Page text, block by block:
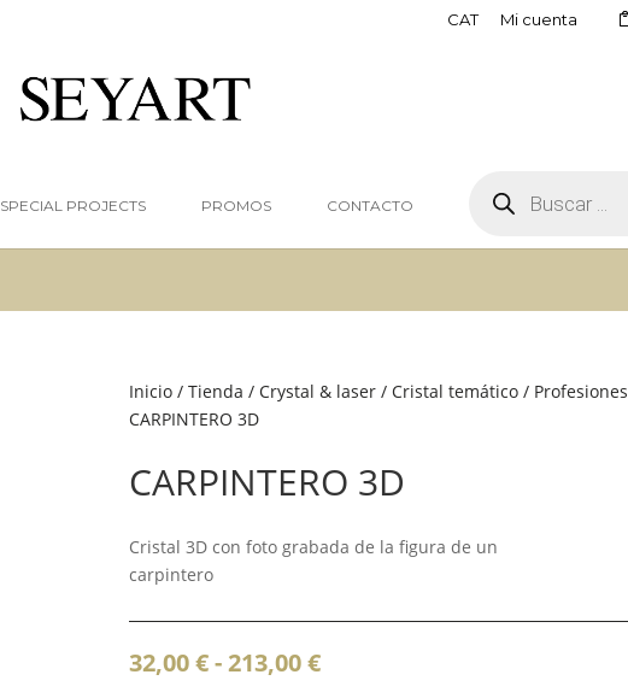
CAT Mi cuenta
SPECIAL PROJECTS PROMOS CONTACTO PRODUCTOS
Inicio/ Tienda / Crystal & laser/ Cristal temático/ Profesiones
CARPINTERO 3D
CARPINTERO 3D
Cristal 3D con foto grabada de la figura de un
carpintero
32,00€-213,00€Rango